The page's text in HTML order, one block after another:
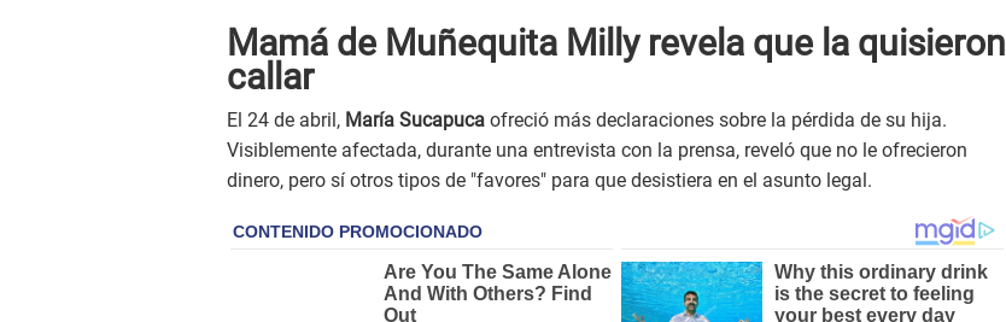
Mamá de Muñequita Milly revela que la quisieron
callar
El 24 de abril, María Sucapuca ofreció más declaraciones sobre la pérdida de su hija.
Visiblemente afectada, durante una entrevista con la prensa, reveló que no le ofrecieron
dinero, pero sí otros tipos de "favores" para que desistiera en el asunto legal.